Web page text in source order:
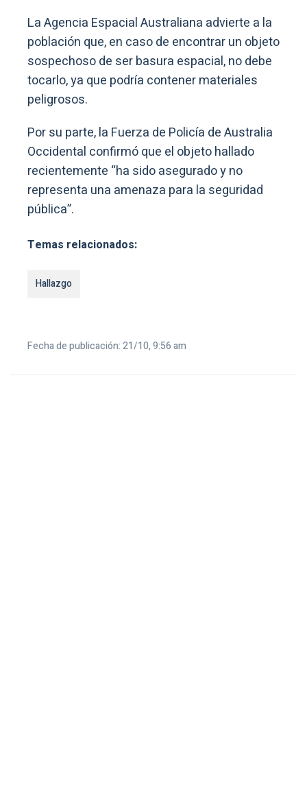
La Agencia Espacial Australiana advierte a la
población que, en caso de encontrar un objeto
sospechoso de ser basura espacial, no debe
tocarlo, ya que podría contener materiales
peligrosos.
Por su parte, la Fuerza de Policía de Australia
Occidental confirmó que el objeto hallado
recientemente “ha sido asegurado y no
representa una amenaza para la seguridad
pública”.
Temas relacionados:
Hallazgo
Fecha de publicación: 21/10, 9:56 am